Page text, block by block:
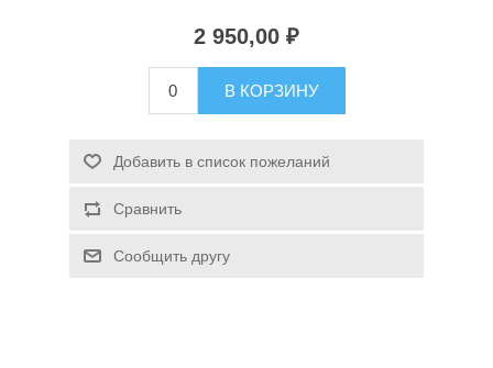
Спасательные средства
2 950,00 ₽
В КОРЗИНУ
Добавить в список пожеланий
Сравнить
Сообщить другу